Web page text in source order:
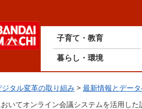
子育て・教育
暮らし・環境
ジタル変革の取り組み > 最新情報とデー
いてオンライン会議システムを活用した